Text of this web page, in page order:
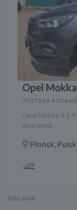
Opel Mokka
2017206 600 km
Opel Mokka X
gwarancja
Płońsk,